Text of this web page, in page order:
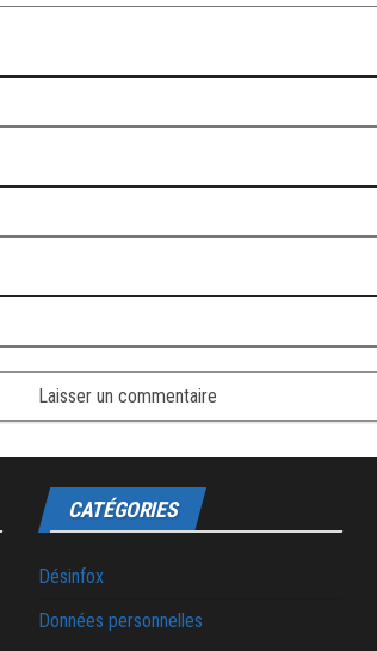
CATÉGORIES
Désinfox
Données personnelles